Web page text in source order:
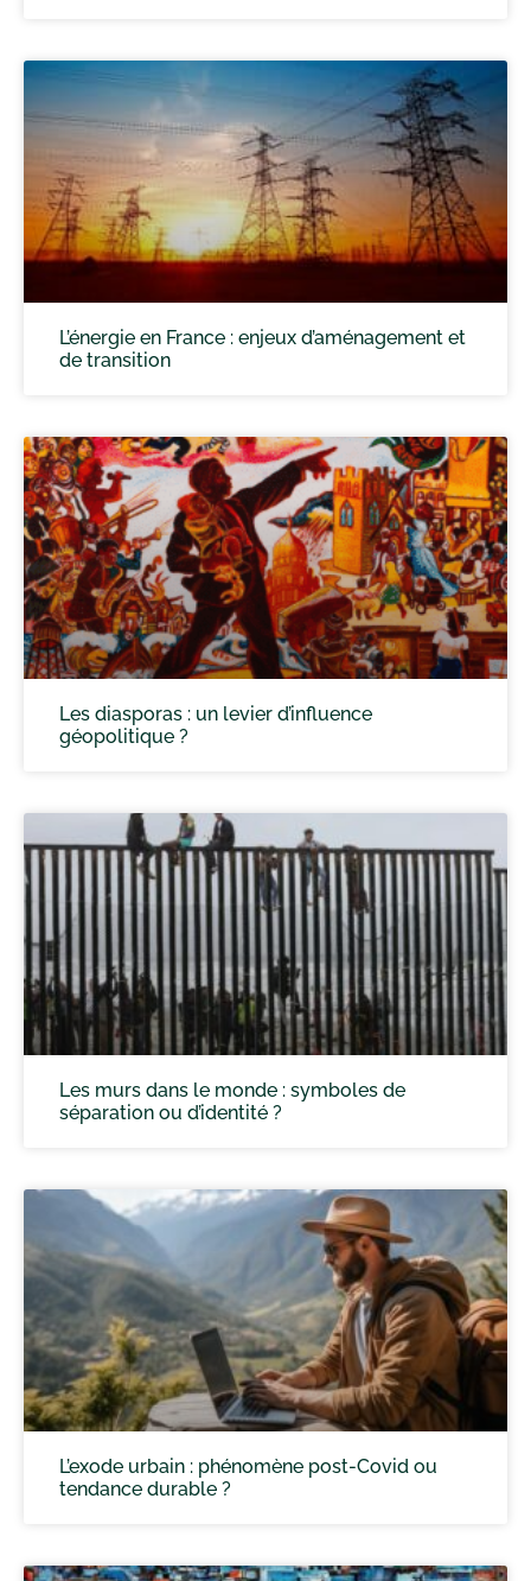
L’énergie en France : enjeux d’aménagement et
de transition
Les diasporas : un levier d’influence
géopolitique ?
Les murs dans le monde : symboles de
séparation ou d’identité ?
L’exode urbain : phénomène post-Covid ou
tendance durable ?